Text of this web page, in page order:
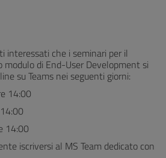
interessati che i seminari per il
modulo di End-User Development si
su Teams nei seguenti giorni:
14:00
14:00
iscriversi al MS Team dedicato con